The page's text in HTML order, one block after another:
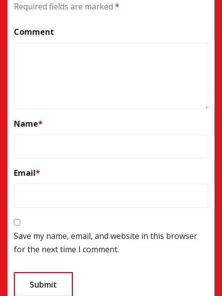
Required fields are marked *
Comment
Name*
Email*
Save my name, email, and website in this browser
for the next time I comment.